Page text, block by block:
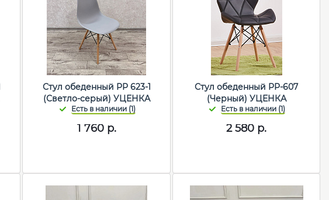
Стул обеденный PP 623-1
(Светло-серый) УЦЕНКА
1 760р.
Стул обеденный PP-607
(Черный) УЦЕНКА
2 580 р.